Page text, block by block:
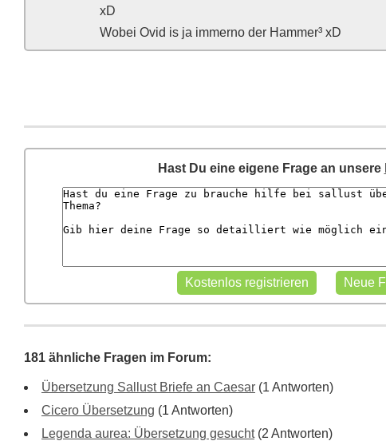
xD
Wobei Ovid is ja immerno der Hammer³ xD
Hast Du eine eigene Frage an unsere
181 ähnliche Fragen im Forum:
Übersetzung Sallust Briefe an Caesar (1 Antworten)
Cicero Übersetzung (1 Antworten)
Legenda aurea: Übersetzung gesucht(2 Antworten)